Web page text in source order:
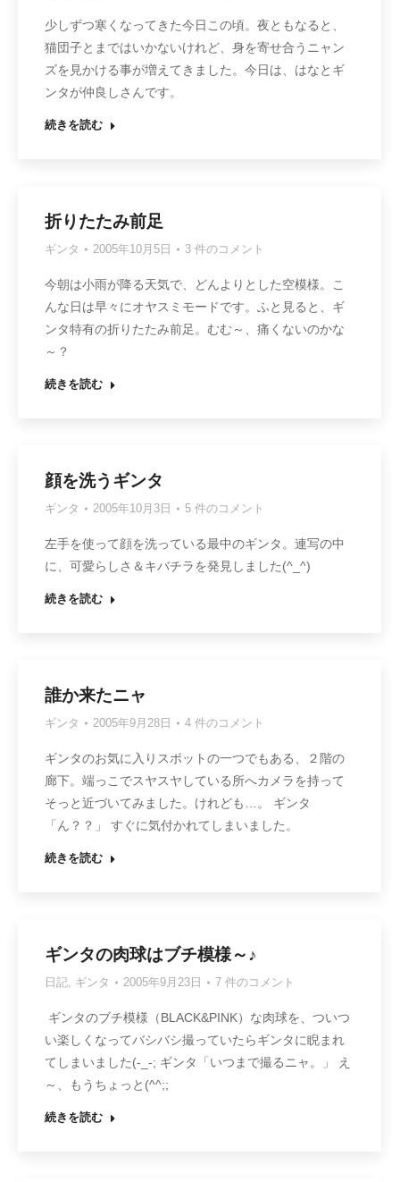
少しずつ寒くなってきた今日この頃。夜ともなると、
猫団子とまではいかないけれど、身を寄せ合うニャン
ズを見かける事が増えてきました。今日は、はなとギ
ンタが仲良しさんです。
続きを読む
折りたたみ前足
ギンタ 2005年10月5日 3 件のコメント
今朝は小雨が降る天気で、どんよりとした空模様。こ
んな日は早々にオヤスミモードです。ふと見ると、ギ
ンタ特有の折りたたみ前足。むむ～、痛くないのかな
～？
続きを読む
顔を洗うギンタ
ギンタ 2005年10月3日 5 件のコメント
左手を使って顔を洗っている最中のギンタ。連写の中
に、可愛らしさ＆キバチラを発見しました(^_^)
続きを読む
誰か来たニャ
ギンタ 2005年9月28日 4 件のコメント
ギンタのお気に入りスポットの一つでもある、２階の
廊下。端っこでスヤスヤしている所へカメラを持って
そっと近づいてみました。けれども…。 ギンタ
「ん？？」 すぐに気付かれてしまいました。
続きを読む
ギンタの肉球はブチ模様～♪
日記, ギンタ 2005年9月23日 7 件のコメント
ギンタのブチ模様（BLACK&PINK）な肉球を、ついつ
い楽しくなってバシバシ撮っていたらギンタに睨まれ
てしまいました(-_-; ギンタ「いつまで撮るニャ。」 え
～、もうちょっと(^^;;
続きを読む